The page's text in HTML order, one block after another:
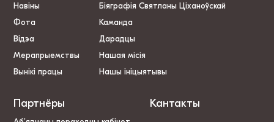
Навіны
Фота
Відэа
Мерапрыемствы
Вынікі працы
Біяграфія Святланы Ціханоўскай
Каманда
Дарадцы
Нашая місія
Нашы ініцыятывы
Партнёры Кантакты